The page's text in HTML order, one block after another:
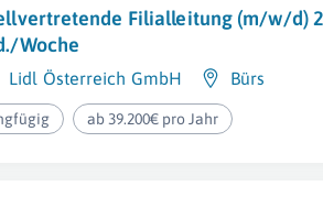
Filialleitung (m/w/d)
Woche
Lidl Österreich GmbH Bürs
ab 39.200€ pro Jahr